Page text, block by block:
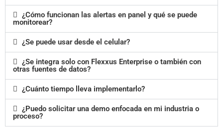
¿Cómo funcionan las alertas en panel y qué se puede
monitorear?
¿Se puede usar desde el celular?
¿Se integra solo con Flexxus Enterprise o también con
otras fuentes de datos?
¿Cuánto tiempo lleva implementarlo?
¿Puedo solicitar una demo enfocada en mi industria o
proceso?